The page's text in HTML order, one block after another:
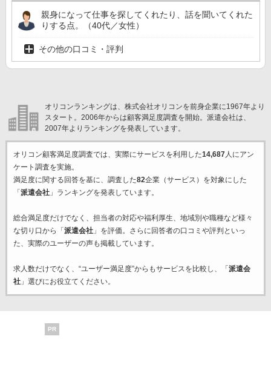
親身になって仕事を探してくれたり、話を聞いてくれた
りする点。（40代／女性）
その他の口コミ・評判
オリコンランキングは、株式会社オリコンを前身企業に1967年より
スタート。2006年からは顧客満足度調査を開始。派遣会社は、
2007年よりランキングを発表しています。
オリコン顧客満足度調査では、実際にサービスを利用した14,687人にアン
ケート調査を実施。
満足度に関する回答を基に、調査した82企業（サービス）を対象にした
「派遣会社」ランキングを発表しています。
総合満足度だけでなく、担当者の対応や福利厚生、地域別や職種など様々
な切り口から「派遣会社」を評価。さらに回答者の口コミや評判といっ
た、実際のユーザーの声も掲載しています。
求人数だけでなく、“ユーザー満足度”からもサービスを比較し、「派遣会
社」選びにお役立てください。
PR